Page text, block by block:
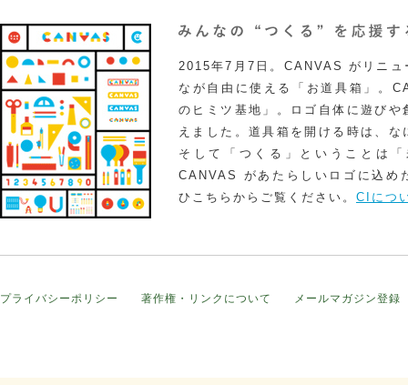
2015年7月7日。CANVAS がリニュ
なが自由に使える「お道具箱」。
のヒミツ基地」。ロゴ自体に遊び
えました。道具箱を開ける時は、
そして「つくる」ということは
CANVAS があたらしいロゴに込め
ひこちらからご覧ください。 CIにつ
プライバシーポリシー 著作権・リンクについて メールマガジン登録